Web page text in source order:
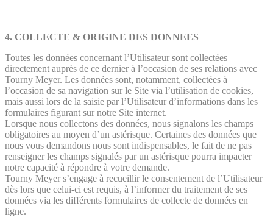
4. COLLECTE & ORIGINE DES DONNEES
Toutes les données concernant l’Utilisateur sont collectées
directement auprès de ce dernier à l’occasion de ses relations avec
Tourny Meyer. Les données sont, notamment, collectées à
l’occasion de sa navigation sur le Site via l’utilisation de cookies,
mais aussi lors de la saisie par l’Utilisateur d’informations dans les
formulaires figurant sur notre Site internet.
Lorsque nous collectons des données, nous signalons les champs
obligatoires au moyen d’un astérisque. Certaines des données que
nous vous demandons nous sont indispensables, le fait de ne pas
renseigner les champs signalés par un astérisque pourra impacter
notre capacité à répondre à votre demande.
Tourny Meyer s’engage à recueillir le consentement de l’Utilisateur
dès lors que celui-ci est requis, à l’informer du traitement de ses
données via les différents formulaires de collecte de données en
ligne.